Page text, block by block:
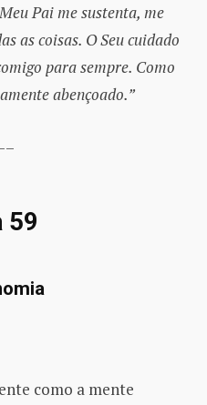
Pai me sustenta, me
as coisas. O Seu cuidado
para sempre. Como
abençoado.”
59
como a mente